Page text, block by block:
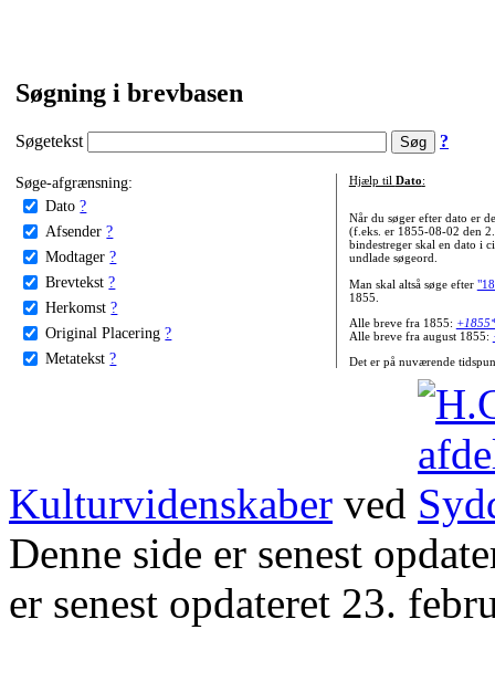
Søgning i brevbasen
Søgetekst ?
Søge-afgrænsning:
Dato ?
Afsender ?
Modtager ?
Brevtekst ?
Herkomst ?
Original Placering ?
Metatekst ?
Hjælp til Dato:
Når du søger efter dato er
(f.eks. er 1855-08-02 den
bindestreger skal en dato i
undlade søgeord.
Man skal altså søge efter
1855.
Alle breve fra 1855:
Alle breve fra august 1855:
Det er på nuværende
Kulturvidenskaber ved
Denne side er senest
er senest opdateret 23.